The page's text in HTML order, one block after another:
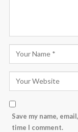
Save my name,
time I comment.